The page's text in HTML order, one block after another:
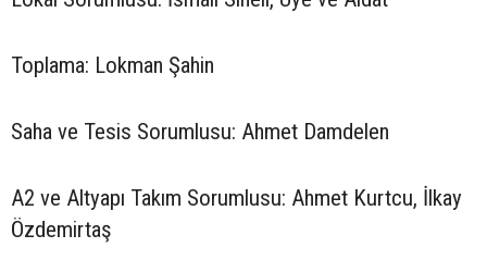
Toplama: Lokman Şahin
Saha ve Tesis Sorumlusu: Ahmet Damdelen
A2 ve Altyapı Takım Sorumlusu: Ahmet Kurtcu, İlkay
Özdemirtaş